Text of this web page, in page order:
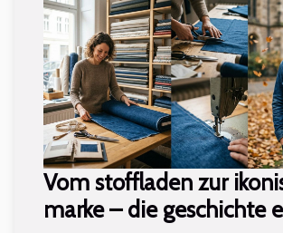
Vom stoffladen zur
marke – die geschichte